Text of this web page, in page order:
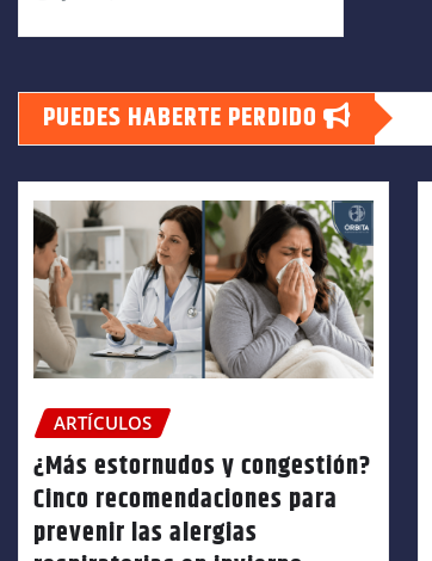
PUEDES HABERTE PERDIDO
ARTÍCULOS
¿Más estornudos y congestión?
Cinco recomendaciones para
prevenir las alergias